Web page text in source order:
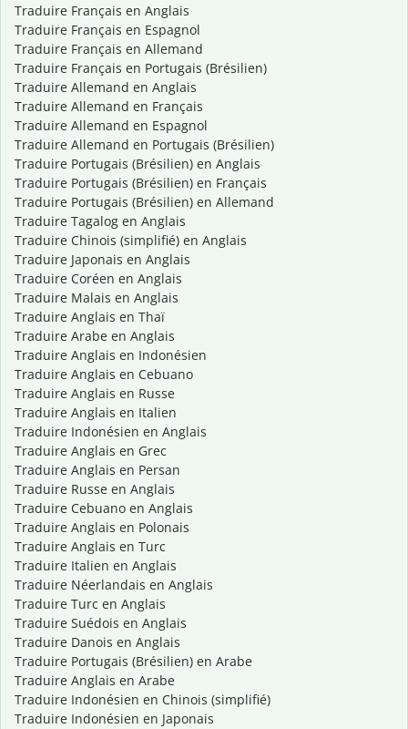
Traduire Français en Anglais
Traduire Français en Espagnol
Traduire Français en Allemand
Traduire Français en Portugais (Brésilien)
Traduire Allemand en Anglais
Traduire Allemand en Français
Traduire Allemand en Espagnol
Traduire Allemand en Portugais (Brésilien)
Traduire Portugais (Brésilien) en Anglais
Traduire Portugais (Brésilien) en Français
Traduire Portugais (Brésilien) en Allemand
Traduire Tagalog en Anglais
Traduire Chinois (simplifié) en Anglais
Traduire Japonais en Anglais
Traduire Coréen en Anglais
Traduire Malais en Anglais
Traduire Anglais en Thaï
Traduire Arabe en Anglais
Traduire Anglais en Indonésien
Traduire Anglais en Cebuano
Traduire Anglais en Russe
Traduire Anglais en Italien
Traduire Indonésien en Anglais
Traduire Anglais en Grec
Traduire Anglais en Persan
Traduire Russe en Anglais
Traduire Cebuano en Anglais
Traduire Anglais en Polonais
Traduire Anglais en Turc
Traduire Italien en Anglais
Traduire Néerlandais en Anglais
Traduire Turc en Anglais
Traduire Suédois en Anglais
Traduire Danois en Anglais
Traduire Portugais (Brésilien) en Arabe
Traduire Anglais en Arabe
Traduire Indonésien en Chinois (simplifié)
Traduire Indonésien en Japonais